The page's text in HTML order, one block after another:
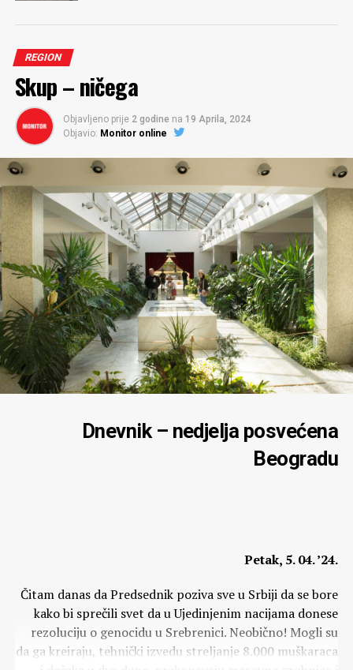
REGION
Skup – ničega
Objavljeno prije 2 godine na 19 Aprila, 2024
Objavio: Monitor online
Dnevnik – nedjelja posvećena
Beogradu
Petak, 5. 04. ’24.
Čitam danas da Predsednik poziva sve u Srbiji da se bore
kako bi sprečili svet da u Ujedinjenim nacijama donese
rezoluciju o genocidu u Srebrenici. Neobično! Mogli su
da ga kreiraju, tehnički izvedu streljanje 8.000 muškaraca